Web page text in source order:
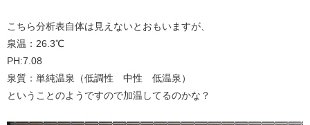
こちら分析表自体は見えないとおもいますが、
泉温：26.3℃
PH:7.08
泉質：単純温泉（低調性 中性 低温泉）
ということのようですので加温してるのかな？